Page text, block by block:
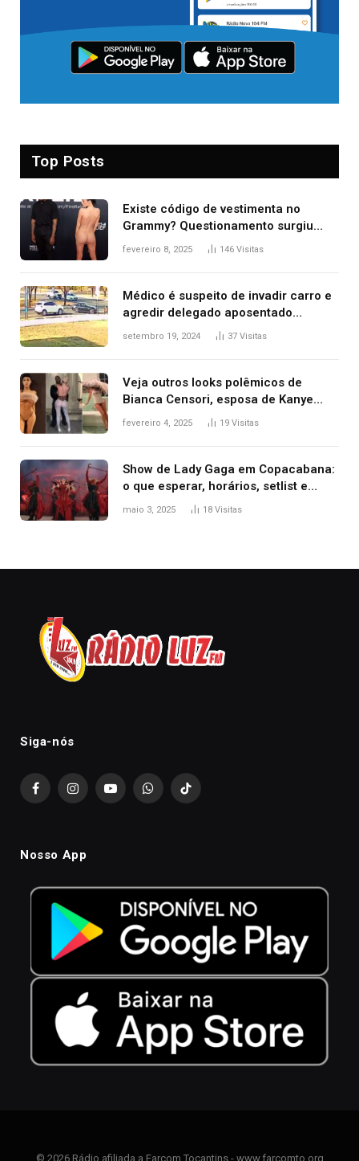
Top Posts
Existe código de vestimenta no
Grammy? Questionamento surgiu
após Bianca Censori, mulher de
fevereiro 8, 2025 146 Visitas
Médico é suspeito de invadir carro e
agredir delegado aposentado
durante confusão no trânsito
setembro 19, 2024 37 Visitas
Veja outros looks polêmicos de
Bianca Censori, esposa de Kanye
West que apareceu nua no Grammy
fevereiro 4, 2025 19 Visitas
Show de Lady Gaga em Copacabana:
o que esperar, horários, setlist e
onde assistir
maio 3, 2025 18 Visitas
Siga-nós
FacebookInstagramYouTubeWhatsAppTikTok
Nosso App
© 2026 Rádio afiliada a Farcom Tocantins - www.farcomto.org